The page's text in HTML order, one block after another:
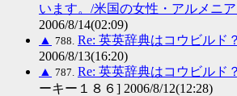
います。/米国の女性・アルメニア
2006/8/14(02:09)
▲ 788. Re: 英英辞典はコウビルド
2006/8/13(16:20)
▲ 787. Re: 英英辞典はコウビルド
ーキー１８６] 2006/8/12(12:28)